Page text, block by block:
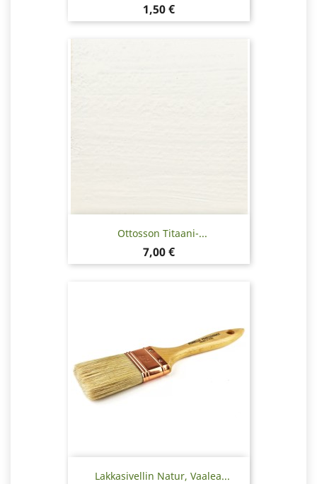
Hinta
1,50 €
Ottosson Titaani-...
Hinta
7,00 €
Lakkasivellin Natur, Vaalea...